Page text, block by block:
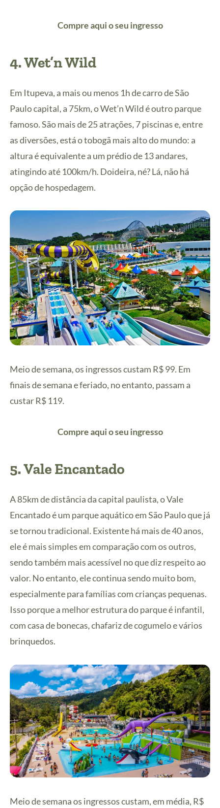
Compre aqui o seu ingresso
4. Wet’n Wild
Em Itupeva, a mais ou menos 1h de carro de São
Paulo capital, a 75km, o Wet’n Wild é outro parque
famoso. São mais de 25 atrações, 7 piscinas e, entre
as diversões, está o tobogã mais alto do mundo: a
altura é equivalente a um prédio de 13 andares,
atingindo até 100km/h. Doideira, né? Lá, não há
opção de hospedagem.
Meio de semana, os ingressos custam R$ 99. Em
finais de semana e feriado, no entanto, passam a
custar R$ 119.
Compre aqui o seu ingresso
5. Vale Encantado
A 85km de distância da capital paulista, o Vale
Encantado é um parque aquático em São Paulo que já
se tornou tradicional. Existente há mais de 40 anos,
ele é mais simples em comparação com os outros,
sendo também mais acessível no que diz respeito ao
valor. No entanto, ele continua sendo muito bom,
especialmente para famílias com crianças pequenas.
Isso porque a melhor estrutura do parque é infantil,
com casa de bonecas, chafariz de cogumelo e vários
brinquedos.
Meio de semana os ingressos custam, em média, R$